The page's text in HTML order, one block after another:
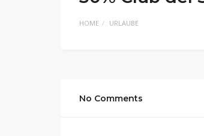
HOME URLAUBE
No Comments